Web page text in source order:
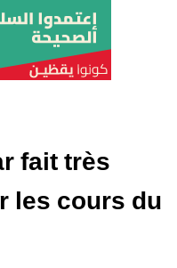
fait très
les cours du